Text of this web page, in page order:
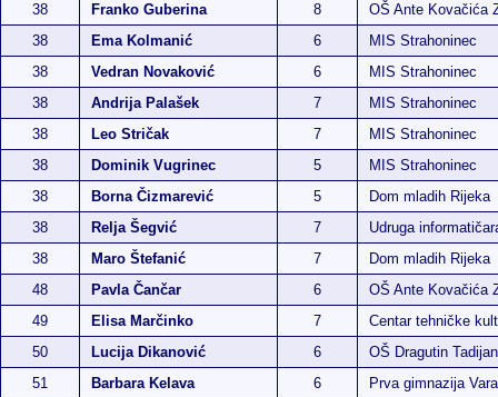
38
Franko Guberina 8
OŠ Ante Kovačića
38
Ema Kolmanić 6
MIS Strahoninec
38
Vedran Novaković 6
MIS Strahoninec
38
Andrija Palašek 7
MIS Strahoninec
38
Leo Stričak 7
MIS Strahoninec
38
Dominik Vugrinec 5
MIS Strahoninec
38
Borna Čizmarević 5
Dom mladih Rijeka
38
Relja Šegvić 7
Udruga
38
Maro Štefanić 7
Dom mladih Rijeka
48
Pavla Čančar 6
OŠ Ante Kovačića
49
Elisa Marčinko 7
Centar tehničke
50
Lucija Dikanović 6
OŠ Dragutin
51
Barbara Kelava 6
Prva gimnazija